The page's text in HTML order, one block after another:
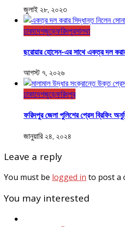
জুলাই ২৮, ২০২৩
ঢাকাদেশজুড়েফরিদপুরসালথা
ছরোয়ার হোসেন-এর সাথে একত্র দল করার
আগস্ট ৭, ২০২৬
ঢাকাদেশজুড়েফরিদপুর
ফরিদপুর জেলা পুলিশের প্রেস ব্রিফিং
জানুয়ারি ২৪, ২০২৪
Leave a reply
You must be logged in to post a
You may interested